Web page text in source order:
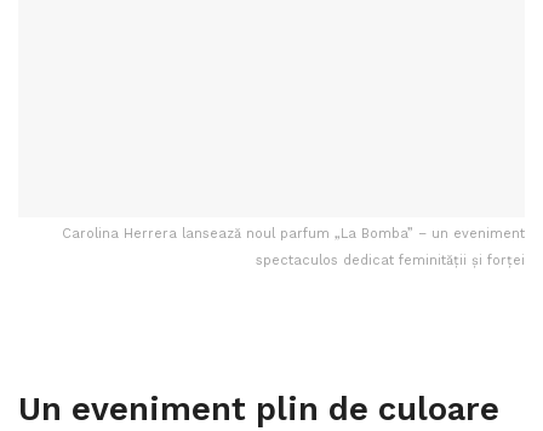
Carolina Herrera lansează noul parfum „La Bomba” – un eveniment
spectaculos dedicat feminității și forței
Un eveniment plin de culoare